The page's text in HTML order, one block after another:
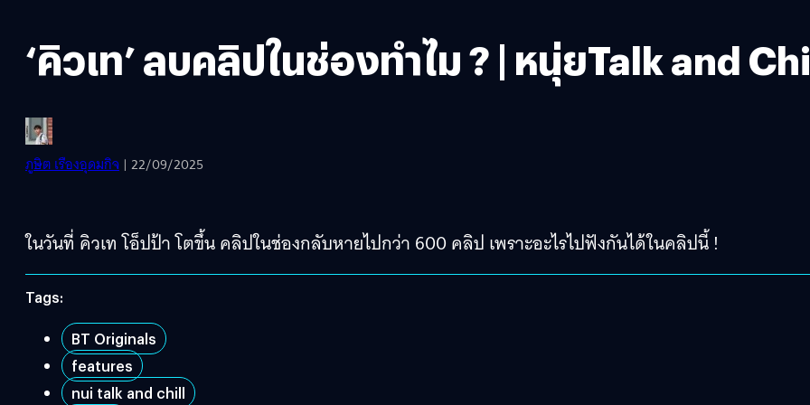
‘คิวเท’ ลบคลิปในช่องทำไม ? | หนุ่ยTalk and
ภูษิต เรืองอุดมกิจ | 22/09/2025
ในวันที่ คิวเท โอ็ปป้า โตขึ้น คลิปในช่องกลับหายไปกว่า 600 คลิป เพราะอะไรไปฟังกันได้ในคลิปนี้ !
Tags:
BT Originals
features
nui talk and chill